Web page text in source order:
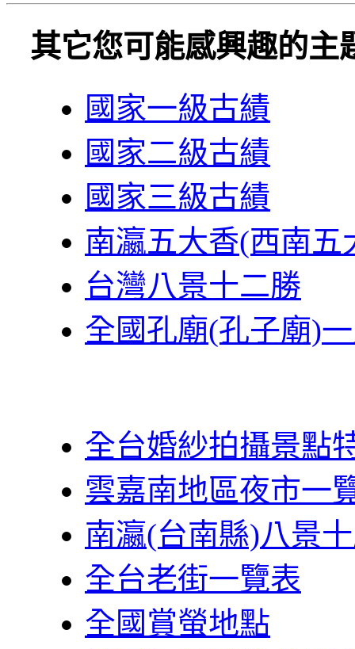
其它您可能感興趣的主
國家一級古績
國家二級古績
國家三級古績
南瀛五大香(西南五
台灣八景十二勝
全國孔廟(孔子廟)
全台婚紗拍攝景點
雲嘉南地區夜市一
南瀛(台南縣)八景
全台老街一覽表
全國賞螢地點